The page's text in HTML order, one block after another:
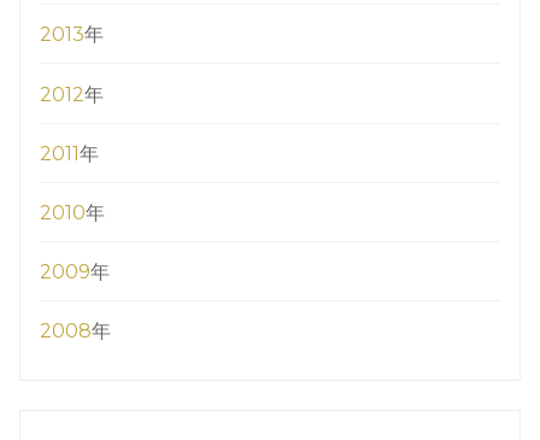
2013年
2012年
2011年
2010年
2009年
2008年